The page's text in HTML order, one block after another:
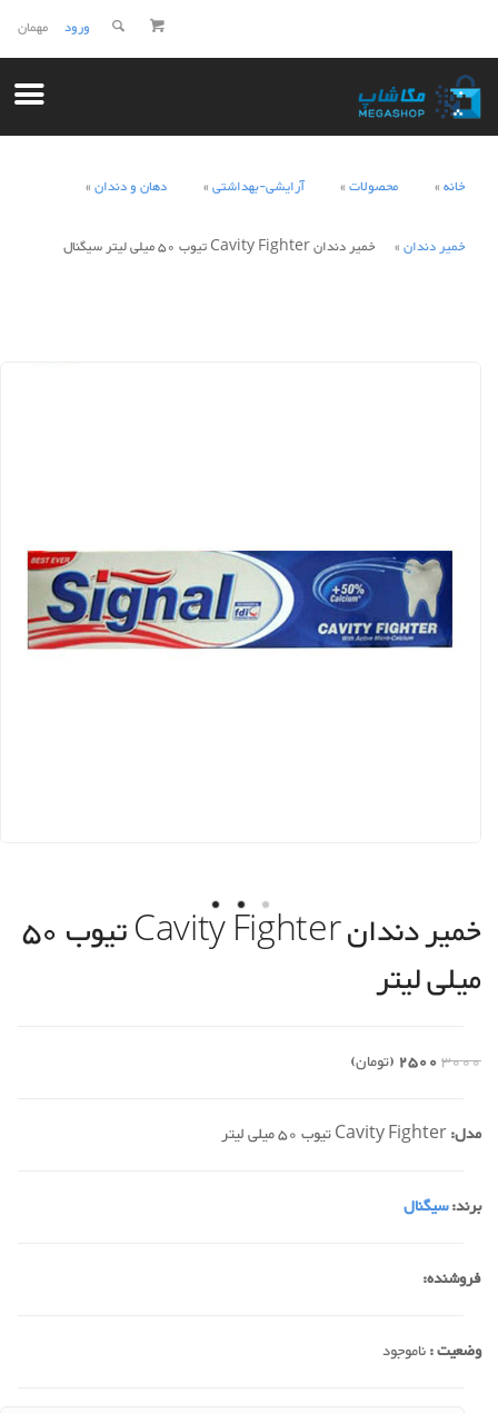
مهمان ورود
خانه محصولات آرایشی-بهداشتی دهان و دندان
خمیر دندان خمیر دندان Cavity Fighter تیوب 50 میلی لیتر سیگنال
خمیر دندان Cavity Fighter تیوب 50
میلی لیتر
3000
2500 (تومان)
مدل:Cavity Fighter تیوب 50 میلی لیتر
برند:سیگنال
فروشنده:
وضعیت :ناموجود